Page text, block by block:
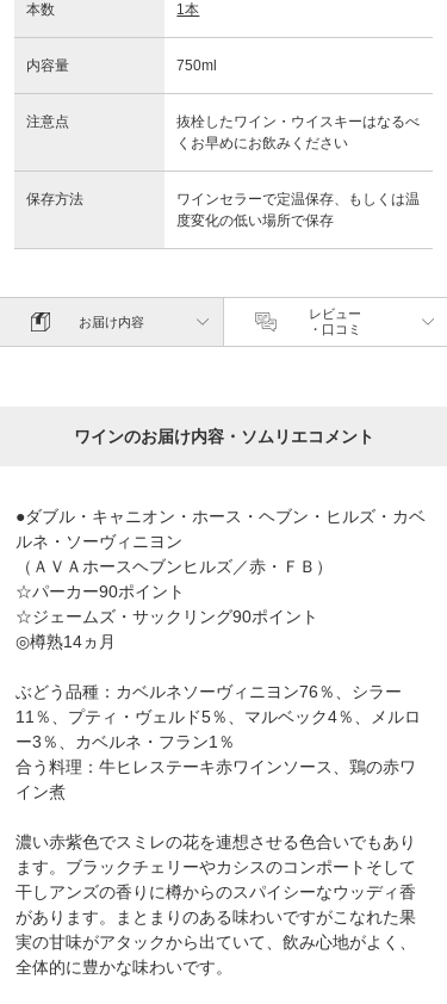
本数 1本
内容量 750ml
注意点
抜栓したワイン・ウイスキーはなるべ
くお早めにお飲みください
保存方法
ワインセラーで定温保存、もしくは温
度変化の低い場所で保存
お届け内容
レビュー
・口コミ
ワインのお届け内容・ソムリエコメント
●ダブル・キャニオン・ホース・ヘブン・ヒルズ・カベ
ルネ・ソーヴィニヨン
（ＡＶＡホースヘブンヒルズ／赤・ＦＢ）
☆パーカー90ポイント
☆ジェームズ・サックリング90ポイント
◎樽熟14ヵ月
ぶどう品種：カベルネソーヴィニヨン76％、シラー
11％、プティ・ヴェルド5％、マルベック4％、メルロ
ー3％、カベルネ・フラン1％
合う料理：牛ヒレステーキ赤ワインソース、鶏の赤ワ
イン煮
濃い赤紫色でスミレの花を連想させる色合いでもあり
ます。ブラックチェリーやカシスのコンポートそして
干しアンズの香りに樽からのスパイシーなウッディ香
があります。まとまりのある味わいですがこなれた果
実の甘味がアタックから出ていて、飲み心地がよく、
全体的に豊かな味わいです。